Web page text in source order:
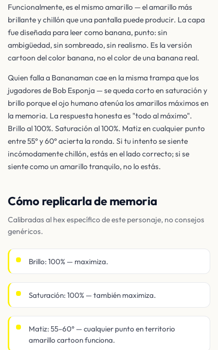
Funcionalmente, es el mismo amarillo — el amarillo más
brillante y chillón que una pantalla puede producir. La capa
fue diseñada para leer como banana, punto: sin
ambigüedad, sin sombreado, sin realismo. Es la versión
cartoon del color banana, no el color de una banana real.
Quien falla a Bananaman cae en la misma trampa que los
jugadores de Bob Esponja — se queda corto en saturación y
brillo porque el ojo humano atenúa los amarillos máximos en
la memoria. La respuesta honesta es "todo al máximo".
Brillo al 100%. Saturación al 100%. Matiz en cualquier punto
entre 55° y 60° acierta la ronda. Si tu intento se siente
incómodamente chillón, estás en el lado correcto; si se
siente como un amarillo tranquilo, no lo estás.
Cómo replicarla de memoria
Calibradas al hex específico de este personaje, no consejos
genéricos.
Brillo: 100% — maximiza.
Saturación: 100% — también maximiza.
Matiz: 55–60° — cualquier punto en territorio
amarillo cartoon funciona.